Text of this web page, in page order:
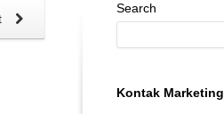
Search
Kontak Marketing